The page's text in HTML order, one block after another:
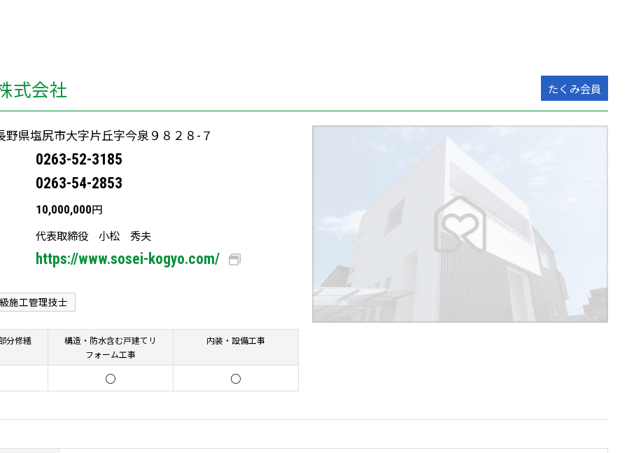
式会社 たくみ会員
県塩尻市大字片丘字今泉９８２８-７
0263-52-3185
0263-54-2853
10,000,000円
代表取締役 小松 秀夫
https://www.sosei-kogyo.com/
施工管理技士
分修繕
構造・防水含む戸建てリ
フォーム工事
内装・設備工事
○ ○